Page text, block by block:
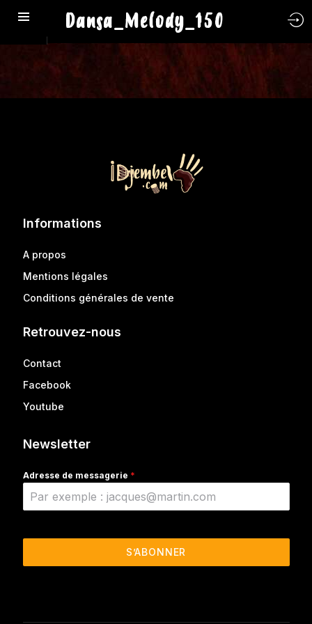
Dansa_Melody_150
Informations
A propos
Mentions légales
Conditions générales de vente
Retrouvez-nous
Contact
Facebook
Youtube
Newsletter
Adresse de messagerie *
S’ABONNER